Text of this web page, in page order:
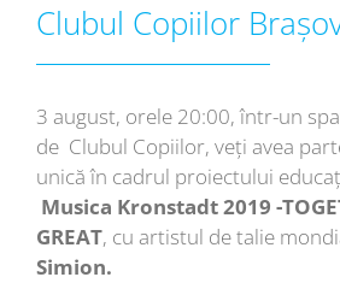
Clubul Copiilor
3 august, orele 20:00, într-un
de Clubul Copiilor, veți avea
unică în cadrul proiectului
Musica Kronstadt 2019 -
GREAT, cu artistul de talie
Simion.